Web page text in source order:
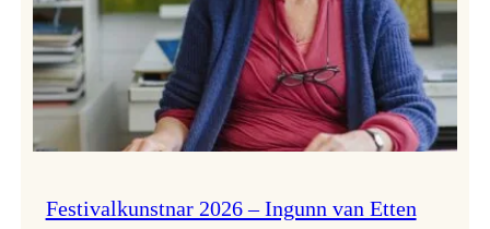
Festivalkunstnar 2026 – Ingunn van Etten